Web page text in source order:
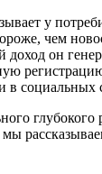
у
чем
он
социальных
мы